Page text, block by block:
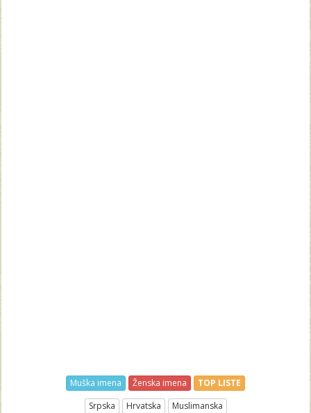
Muška imena Ženska imena
TOP LISTE
Srpska
Hrvatska
Muslimanska